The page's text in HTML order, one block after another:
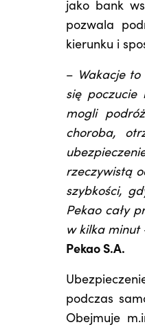
jako bank
pozwala
kierunku i
– Wakacje
się poczucie
mogli
choroba,
rzeczywistą
szybkości,
Pekao cały
w kilka minut
Pekao S.A.
podczas
Obejmuje